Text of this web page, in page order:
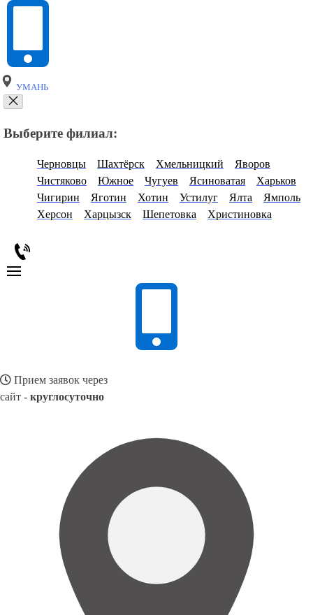
УМАНЬ
Выберите филиал:
Черновцы Шахтёрск Хмельницкий
Яворов
Чистяково
Южное Чугуев Ясиноватая
Харьков
Чигирин
Яготин Хотин Устилуг Ялта
Ямполь
Херсон
Харцызск Шепетовка Христиновка
Прием заявок через
сайт - круглосуточно